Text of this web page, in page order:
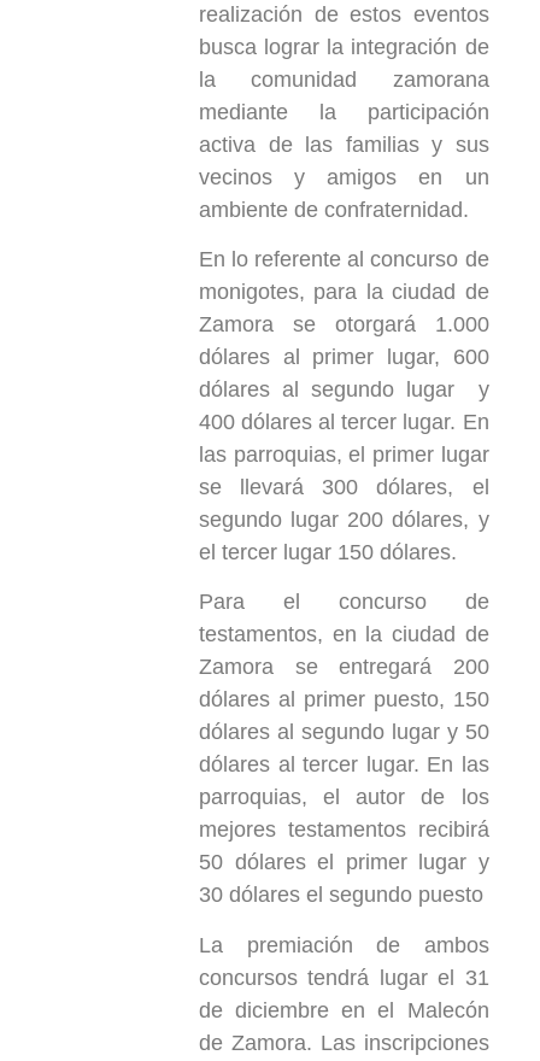
realización de estos eventos
busca lograr la integración de
la comunidad zamorana
mediante la participación
activa de las familias y sus
vecinos y amigos en un
ambiente de confraternidad.
En lo referente al concurso de
monigotes, para la ciudad de
Zamora se otorgará 1.000
dólares al primer lugar, 600
dólares al segundo lugar y
400 dólares al tercer lugar. En
las parroquias, el primer lugar
se llevará 300 dólares, el
segundo lugar 200 dólares, y
el tercer lugar 150 dólares.
Para el concurso de
testamentos, en la ciudad de
Zamora se entregará 200
dólares al primer puesto, 150
dólares al segundo lugar y 50
dólares al tercer lugar. En las
parroquias, el autor de los
mejores testamentos recibirá
50 dólares el primer lugar y
30 dólares el segundo puesto
La premiación de ambos
concursos tendrá lugar el 31
de diciembre en el Malecón
de Zamora. Las inscripciones